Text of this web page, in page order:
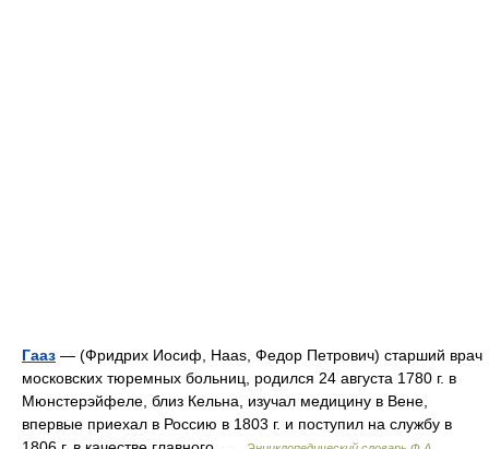
Гааз — (Фридрих Иосиф, Haas, Федор Петрович) старший врач
московских тюремных больниц, родился 24 августа 1780 г. в
Мюнстерэйфеле, близ Кельна, изучал медицину в Вене,
впервые приехал в Россию в 1803 г. и поступил на службу в